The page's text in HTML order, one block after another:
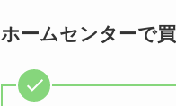
ホームセンターで